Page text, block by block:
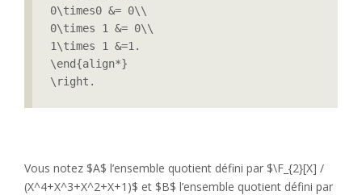
0\times0 &= 0\\
0\times 1 &= 0\\
1\times 1 &=1.
\end{align*}
\right.
Vous notez $A$ l’ensemble quotient défini par $\F_{2}[X] /
(X^4+X^3+X^2+X+1)$ et $B$ l’ensemble quotient défini par